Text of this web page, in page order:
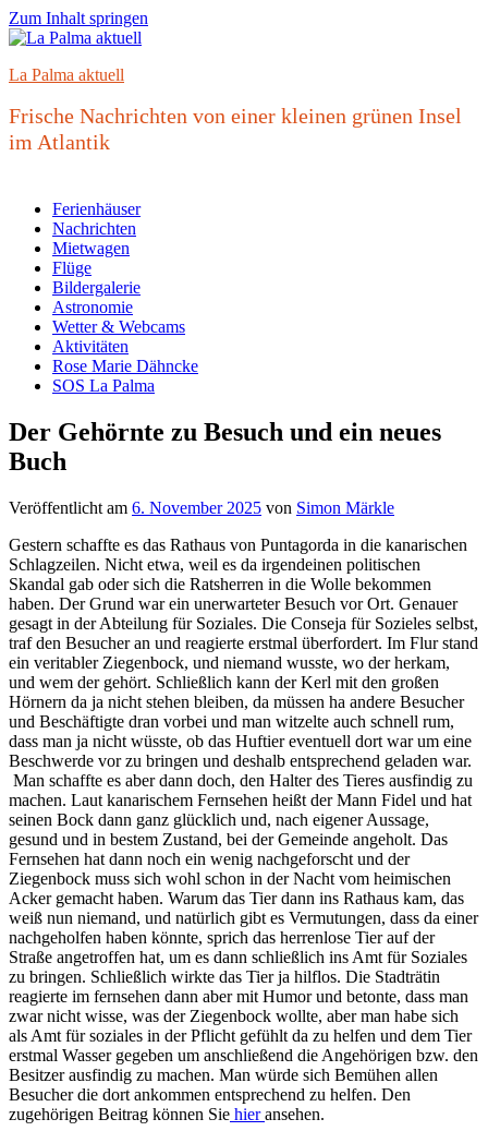
Zum Inhalt springen
La Palma aktuell
Frische Nachrichten von einer kleinen grünen Insel
im Atlantik
Ferienhäuser
Nachrichten
Mietwagen
Flüge
Bildergalerie
Astronomie
Wetter & Webcams
Aktivitäten
Rose Marie Dähncke
SOS La Palma
Der Gehörnte zu Besuch und ein neues
Buch
Veröffentlicht am 6. November 2025 von Simon Märkle
Gestern schaffte es das Rathaus von Puntagorda in die kanarischen
Schlagzeilen. Nicht etwa, weil es da irgendeinen politischen
Skandal gab oder sich die Ratsherren in die Wolle bekommen
haben. Der Grund war ein unerwarteter Besuch vor Ort. Genauer
gesagt in der Abteilung für Soziales. Die Conseja für Sozieles selbst,
traf den Besucher an und reagierte erstmal überfordert. Im Flur stand
ein veritabler Ziegenbock, und niemand wusste, wo der herkam,
und wem der gehört. Schließlich kann der Kerl mit den großen
Hörnern da ja nicht stehen bleiben, da müssen ha andere Besucher
und Beschäftigte dran vorbei und man witzelte auch schnell rum,
dass man ja nicht wüsste, ob das Huftier eventuell dort war um eine
Beschwerde vor zu bringen und deshalb entsprechend geladen war.
Man schaffte es aber dann doch, den Halter des Tieres ausfindig zu
machen. Laut kanarischem Fernsehen heißt der Mann Fidel und hat
seinen Bock dann ganz glücklich und, nach eigener Aussage,
gesund und in bestem Zustand, bei der Gemeinde angeholt. Das
Fernsehen hat dann noch ein wenig nachgeforscht und der
Ziegenbock muss sich wohl schon in der Nacht vom heimischen
Acker gemacht haben. Warum das Tier dann ins Rathaus kam, das
weiß nun niemand, und natürlich gibt es Vermutungen, dass da einer
nachgeholfen haben könnte, sprich das herrenlose Tier auf der
Straße angetroffen hat, um es dann schließlich ins Amt für Soziales
zu bringen. Schließlich wirkte das Tier ja hilflos. Die Stadträtin
reagierte im fernsehen dann aber mit Humor und betonte, dass man
zwar nicht wisse, was der Ziegenbock wollte, aber man habe sich
als Amt für soziales in der Pflicht gefühlt da zu helfen und dem Tier
erstmal Wasser gegeben um anschließend die Angehörigen bzw. den
Besitzer ausfindig zu machen. Man würde sich Bemühen allen
Besucher die dort ankommen entsprechend zu helfen. Den
zugehörigen Beitrag können Sie hieransehen.